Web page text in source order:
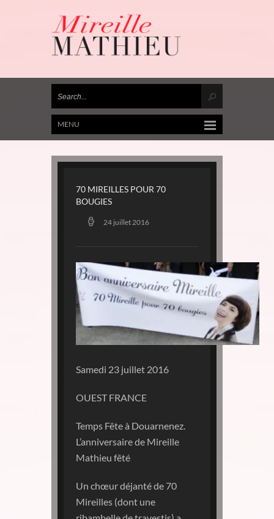
MENU
70 MIREILLES POUR 70
BOUGIES
24 juillet 2016
Samedi 23 juillet 2016
OUEST FRANCE
Temps Fête à Douarnenez.
L’anniversaire de Mireille
Mathieu fêté
Un chœur déjanté de 70
Mireilles (dont une